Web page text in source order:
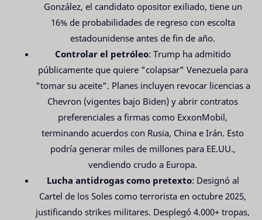
González, el candidato opositor exiliado, tiene un
16% de probabilidades de regreso con escolta
estadounidense antes de fin de año.
Controlar el petróleo: Trump ha admitido
públicamente que quiere "colapsar" Venezuela para
"tomar su aceite". Planes incluyen revocar licencias a
Chevron (vigentes bajo Biden) y abrir contratos
preferenciales a firmas como ExxonMobil,
terminando acuerdos con Rusia, China e Irán. Esto
podría generar miles de millones para EE.UU.,
vendiendo crudo a Europa.
Lucha antidrogas como pretexto: Designó al
Cartel de los Soles como terrorista en octubre 2025,
justificando strikes militares. Desplegó 4.000+ tropas,